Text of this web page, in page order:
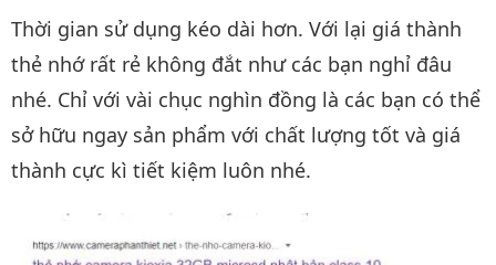
Thời gian sử dụng kéo dài hơn. Với lại giá thành
thẻ nhớ rất rẻ không đắt như các bạn nghỉ đâu
nhé. Chỉ với vài chục nghìn đồng là các bạn có thể
sở hữu ngay sản phẩm với chất lượng tốt và giá
thành cực kì tiết kiệm luôn nhé.